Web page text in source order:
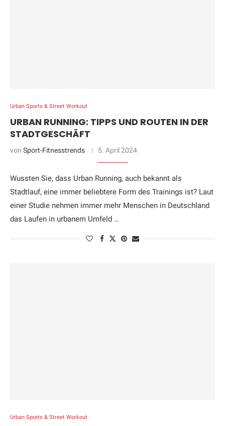
Urban Sports & Street Workout
URBAN RUNNING: TIPPS UND ROUTEN IN DER
STADTGESCHÄFT
von Sport-Fitnesstrends 5. April 2024
Wussten Sie, dass Urban Running, auch bekannt als
Stadtlauf, eine immer beliebtere Form des Trainings ist? Laut
einer Studie nehmen immer mehr Menschen in Deutschland
das Laufen in urbanem Umfeld …
Urban Sports & Street Workout